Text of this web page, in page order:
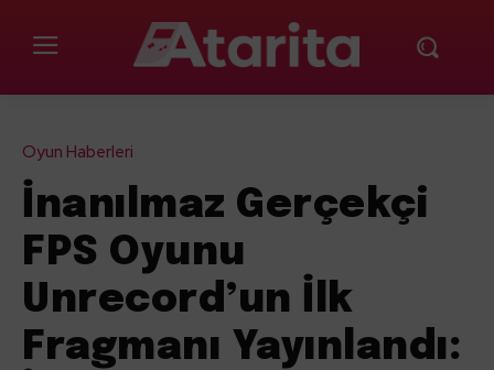
Oyun Haberleri
İnanılmaz Gerçekçi
FPS Oyunu
Unrecord’un İlk
Fragmanı Yayınlandı: